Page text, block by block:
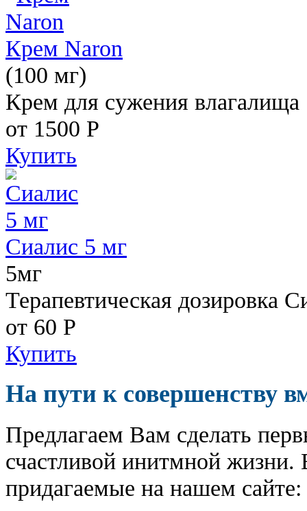
Крем Naron
(100 мг)
Крем для сужения влагалища
от 1500 Р
Купить
Сиалис 5 мг
5мг
Терапевтическая дозировка
от 60 Р
Купить
На пути к совершенству
Предлагаем Вам сделать
счастливой инитмной жизни.
придагаемые на нашем сайте: